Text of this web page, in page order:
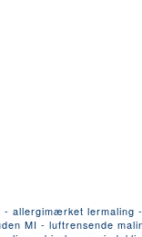
MI - luftrensende